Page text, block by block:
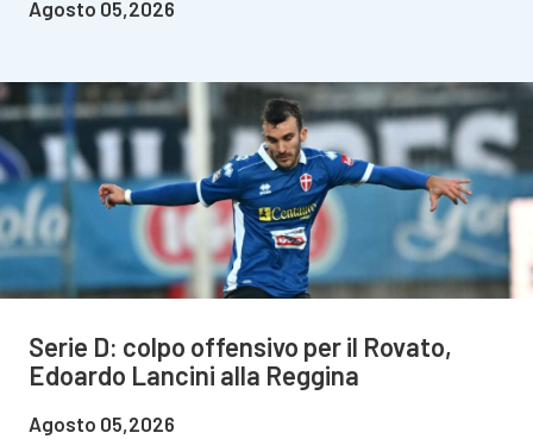
Agosto 05,2026
Serie D: colpo offensivo per il Rovato,
Edoardo Lancini alla Reggina
Agosto 05,2026